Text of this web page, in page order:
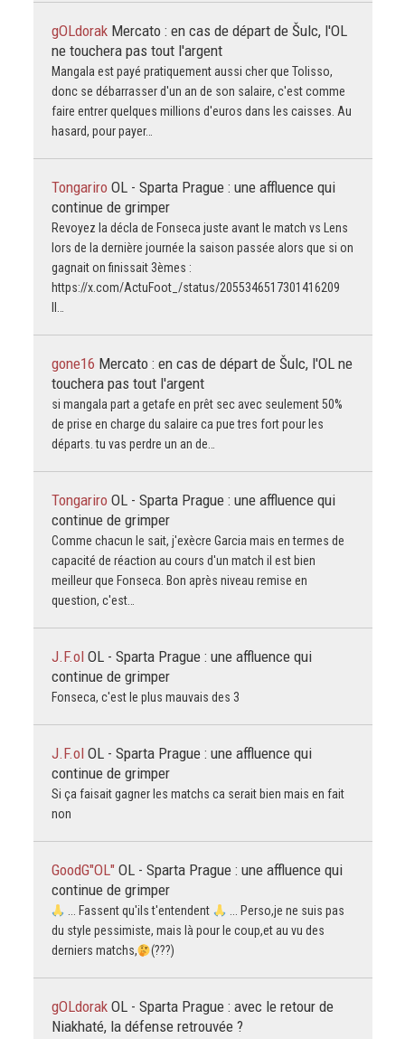
gOLdorak Mercato : en cas de départ de Šulc, l'OL
ne touchera pas tout l'argent
Mangala est payé pratiquement aussi cher que Tolisso,
donc se débarrasser d'un an de son salaire, c'est comme
faire entrer quelques millions d'euros dans les caisses. Au
hasard, pour payer…
Tongariro OL - Sparta Prague : une affluence qui
continue de grimper
Revoyez la décla de Fonseca juste avant le match vs Lens
lors de la dernière journée la saison passée alors que si on
gagnait on finissait 3èmes :
https://x.com/ActuFoot_/status/2055346517301416209
Il…
gone16 Mercato : en cas de départ de Šulc, l'OL ne
touchera pas tout l'argent
si mangala part a getafe en prêt sec avec seulement 50%
de prise en charge du salaire ca pue tres fort pour les
départs. tu vas perdre un an de…
Tongariro OL - Sparta Prague : une affluence qui
continue de grimper
Comme chacun le sait, j'exècre Garcia mais en termes de
capacité de réaction au cours d'un match il est bien
meilleur que Fonseca. Bon après niveau remise en
question, c'est…
J.F.ol OL - Sparta Prague : une affluence qui
continue de grimper
Fonseca, c'est le plus mauvais des 3
J.F.ol OL - Sparta Prague : une affluence qui
continue de grimper
Si ça faisait gagner les matchs ca serait bien mais en fait
non
GoodG"OL" OL - Sparta Prague : une affluence qui
continue de grimper
... Fassent qu'ils t'entendent
... Perso,je ne suis pas
du style pessimiste, mais là pour le coup,et au vu des
derniers matchs,
(???)
gOLdorak OL - Sparta Prague : avec le retour de
Niakhaté, la défense retrouvée ?